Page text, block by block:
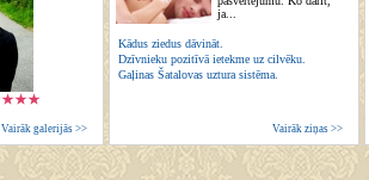
Vairāk galerijās >>
ja...
Kādus ziedus dāvināt.
Dzīvnieku pozitīvā ietekme uz cilvēku.
Gaļinas Šatalovas uztura sistēma.
Vairāk ziņas >>